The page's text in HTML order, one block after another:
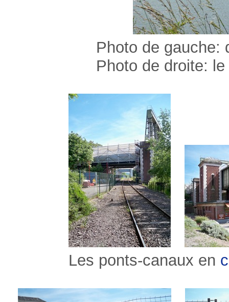
Photo de gauche: de
Photo de droite: le
Les ponts-canaux en